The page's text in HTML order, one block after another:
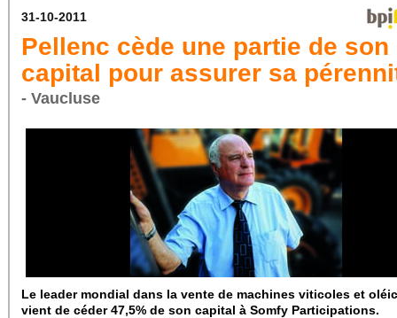
31-10-2011
Pellenc cède une partie de son
capital pour assurer sa
- Vaucluse
Le leader mondial dans la vente de machines viticoles et
vient de céder 47,5% de son capital à Somfy Participations.